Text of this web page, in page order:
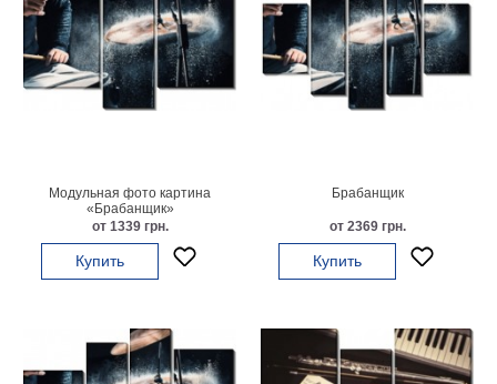
Модульная фото картина
«Брабанщик»
от 1339 грн.
Купить
Брабанщик
от 2369 грн.
Купить